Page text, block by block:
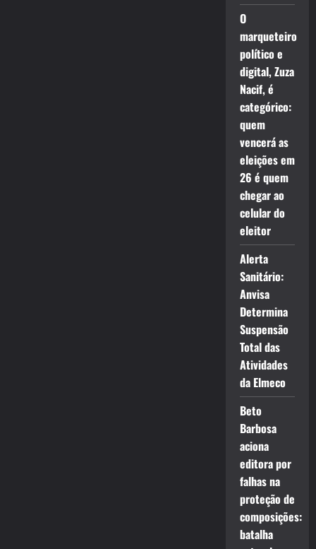
O
marqueteiro
político e
digital, Zuza
Nacif, é
categórico:
quem
vencerá as
eleições em
26 é quem
chegar ao
celular do
eleitor
Alerta
Sanitário:
Anvisa
Determina
Suspensão
Total das
Atividades
da Elmeco
Beto
Barbosa
aciona
editora por
falhas na
proteção de
composições:
batalha